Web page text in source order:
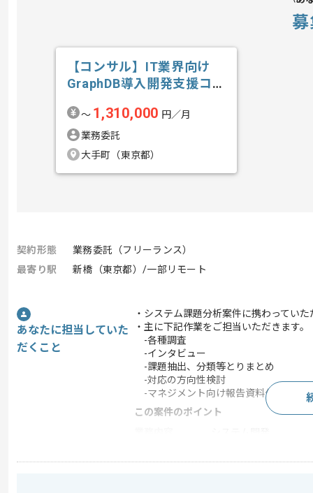
【コンサル】IT業界向け
GraphDB導入開発支援コン
〜 1,310,000 円／月
業務委託
大手町（東京都）
契約形態
業務委託（フリーランス）
最寄り駅
新橋（東京都）/一部リモート
あなたに担当していた
だくこと
・システム課題分析案件に携わっていた
・主に下記作業をご担当いただきます。
-各種調査
-インタビュー
-課題抽出、分類等とりまとめ
-対応の方向性検討
-マネジメント向け報告資料作成
この案件のポイント